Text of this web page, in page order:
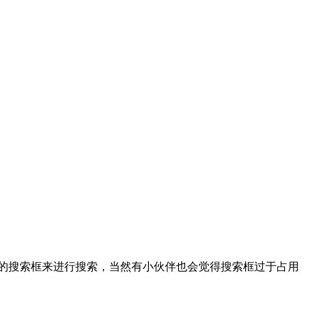
搜索框来进行搜索，当然有小伙伴也会觉得搜索框过于占用